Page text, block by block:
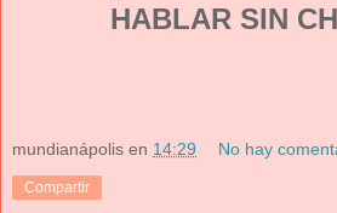
HABLAR SIN
mundianápolis en 14:29 No hay
Compartir